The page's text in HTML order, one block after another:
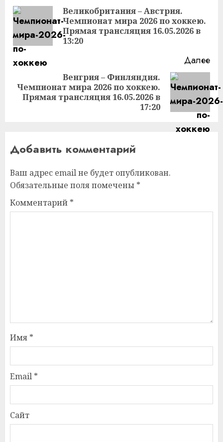
чтение
Великобритания – Австрия.
Чемпионат мира 2026 по хоккею.
Прямая трансляция 16.05.2026 в
13:20
Далее
Следующая
запись:
Венгрия – Финляндия.
Чемпионат мира 2026 по хоккею.
Прямая трансляция 16.05.2026 в
17:20
Добавить комментарий
Ваш адрес email не будет опубликован.
Обязательные поля помечены *
Комментарий *
Имя *
Email *
Сайт